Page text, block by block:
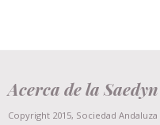
Acerca de la Saedyn
Copyright 2015, Sociedad Andaluza